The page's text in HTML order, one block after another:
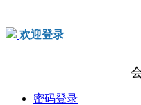
欢迎登录
密码登录